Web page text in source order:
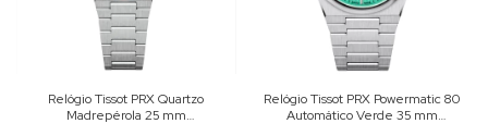
Relógio Tissot PRX Quartzo
Madrepérola 25 mm
Relógio Tissot PRX Powermatic 80
Automático Verde 35 mm